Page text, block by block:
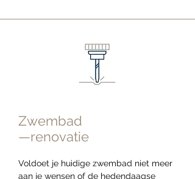
Zwembad
—renovatie
Voldoet je huidige zwembad niet meer
aan je wensen of de hedendaagse